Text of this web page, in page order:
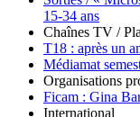
15-34 ans
Chaînes TV /
T18 : après un
Médiamat
Organisations
Ficam : Gina
International